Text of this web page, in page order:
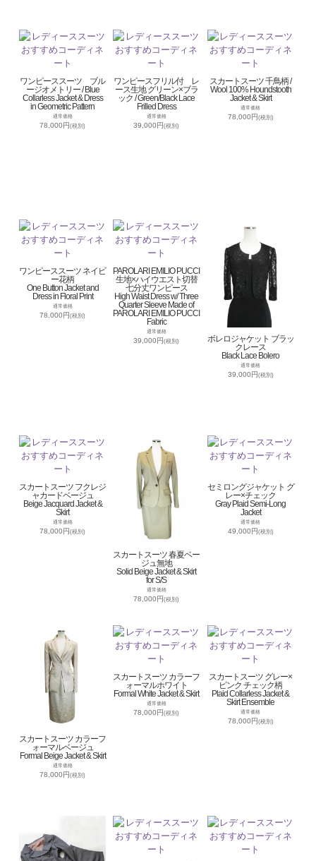
ワンピーススーツ ブル
ージオメトリー / Blue
Collarless Jacket & Dress
in Geometric Pattern
通常価格
78,000円(税別)
ワンピースフリル付 レ
ース生地 グリーン×ブラ
ック / Green/Black Lace
Frilled Dress
通常価格
39,000円(税別)
スカートスーツ 千鳥柄 /
Wool 100% Houndstooth
Jacket & Skirt
通常価格
78,000円(税別)
ワンピーススーツ ネイビ
ー花柄
One Button Jacket and
Dress in Floral Print
通常価格
78,000円(税別)
PAROLARI EMILIO PUCCI
生地×ハイウエスト切替
七分丈ワンピース
High Waist Dress w/ Three
Quarter Sleeve Made of
PAROLARI EMILIO PUCCI
Fabric
通常価格
39,000円(税別)
ボレロジャケット ブラッ
クレース
Black Lace Bolero
通常価格
39,000円(税別)
スカートスーツ フクレジ
ャカードベージュ
Beige Jacquard Jacket &
Skirt
通常価格
78,000円(税別)
スカートスーツ 春夏ベー
ジュ無地
Solid Beige Jacket & Skirt
for S/S
通常価格
78,000円(税別)
セミロングジャケット グ
レー×チェック
Gray Plaid Semi-Long
Jacket
通常価格
49,000円(税別)
スカートスーツ カラーフ
ォーマルベージュ
Formal Beige Jacket & Skirt
通常価格
78,000円(税別)
スカートスーツ カラーフ
ォーマルホワイト
Formal White Jacket & Skirt
通常価格
78,000円(税別)
スカートスーツ グレー×
ピンク チェック柄
Plaid Collarless Jacket &
Skirt Ensemble
通常価格
78,000円(税別)